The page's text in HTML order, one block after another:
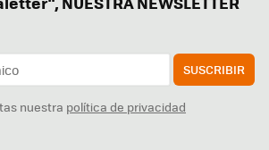
SUSCRIBIR
nuestra política de privacidad